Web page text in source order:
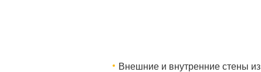
Внешние и внутренние стены из